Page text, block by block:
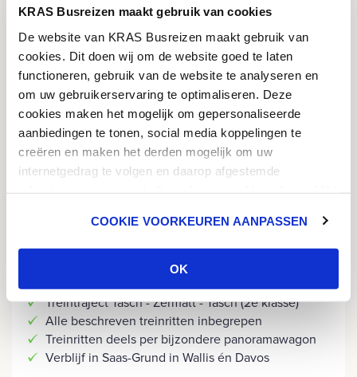
KRAS Busreizen maakt gebruik van cookies
De website van KRAS Busreizen maakt gebruik van
cookies. Dit doen wij om de website goed te laten
functioneren, gebruik van de website te analyseren en
om uw gebruikerservaring te optimaliseren. Deze
cookies maken het mogelijk om gepersonaliseerde
aanbiedingen te tonen, social media koppelingen te
creëren en maken het derden mogelijk om uw
internetgedrag te volgen en daarop afgestemde
te passen. U klikt dan op 'cookie voorkeuren aanpassen'.
Meer informatie over cookies vind u in onsCookie
COOKIE VOORKEUREN AANPASSEN
OK
Excursiereis 9 dagen In het Spoor van de
Zwitserland - Bernina Express & Glacier Express
KORTING
Treintraject Täsch - Zermatt - Täsch (2e klasse)
Alle beschreven treinritten inbegrepen
Treinritten deels per bijzondere panoramawagon
Verblijf in Saas-Grund in Wallis én Davos